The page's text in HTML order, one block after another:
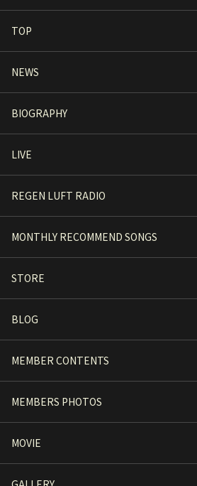
TOP
NEWS
BIOGRAPHY
LIVE
REGEN LUFT RADIO
MONTHLY RECOMMEND SONGS
STORE
BLOG
MEMBER CONTENTS
MEMBERS PHOTOS
MOVIE